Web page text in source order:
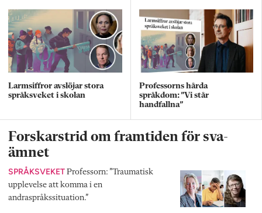
Larmsiffror avslöjar stora
språksveket i skolan
Professorns hårda
språkdom: ”Vi står
handfallna”
Forskarstrid om framtiden för sva-
ämnet
SPRÅKSVEKET Professorn: ”Traumatisk
upplevelse att komma i en
andraspråkssituation.”